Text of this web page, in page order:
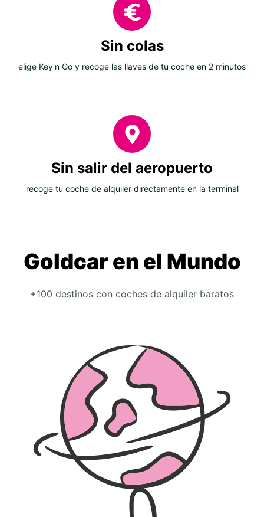
Sin colas
elige Key'n Go y recoge las llaves de tu coche en 2 minutos
Sin salir del aeropuerto
recoge tu coche de alquiler directamente en la terminal
Goldcar en el Mundo
+100 destinos con coches de alquiler baratos